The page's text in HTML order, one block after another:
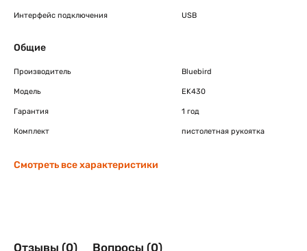
Интерфейс подключения USB
Общие
Производитель Bluebird
Модель EK430
Гарантия 1 год
Комплект пистолетная рукоятка
Смотреть все характеристики
Отзывы (0) Вопросы (0)